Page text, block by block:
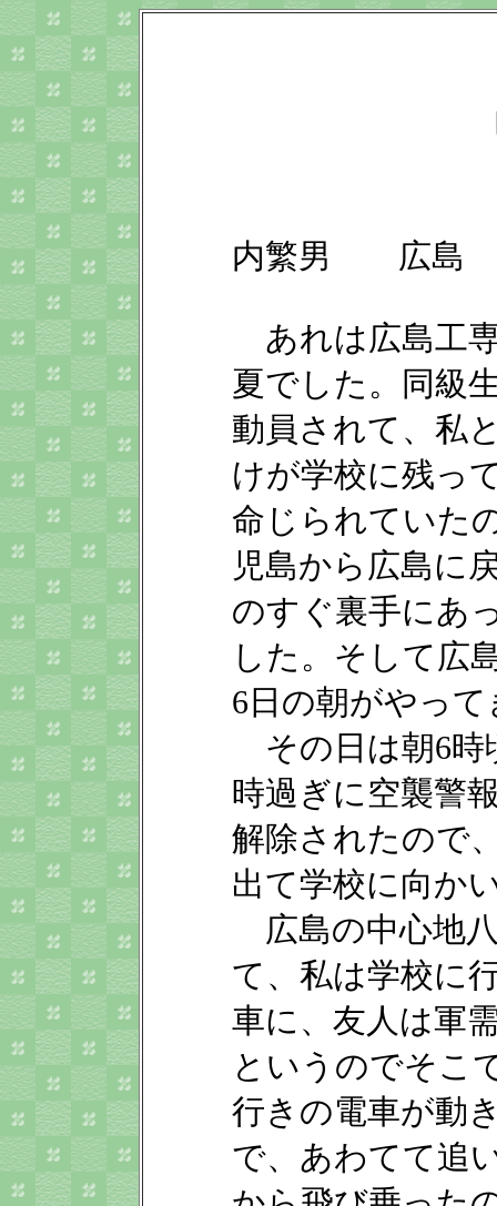
ピカド
内繁男 広
あれは広島工
夏でした。同級
動員されて、私
けが学校に残っ
命じられていた
児島から広島に
のすぐ裏手にあ
した。そして広
6日の朝がやっ
その日は朝6時
時過ぎに空襲警
解除されたので
出て学校に向か
広島の中心地
て、私は学校に
車に、友人は軍
というのでそこ
行きの電車が動
で、あわてて追